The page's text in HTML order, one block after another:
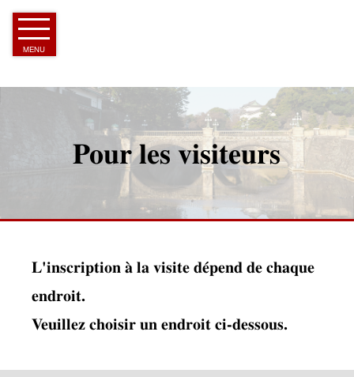
Skip
ArticleMENU
Pour les visiteurs
L'inscription à la visite dépend de chaque
endroit.
Veuillez choisir un endroit ci-dessous.